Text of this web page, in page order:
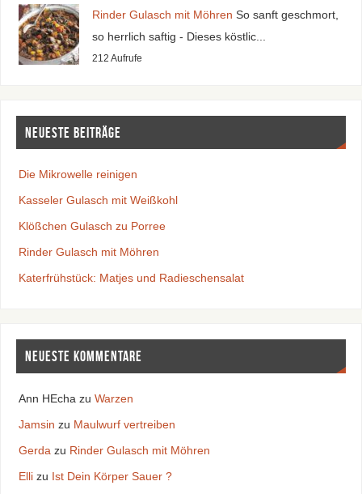
Rinder Gulasch mit Möhren So sanft geschmort,
so herrlich saftig - Dieses köstlic...
212 Aufrufe
Neueste Beiträge
Die Mikrowelle reinigen
Kasseler Gulasch mit Weißkohl
Klößchen Gulasch zu Porree
Rinder Gulasch mit Möhren
Katerfrühstück: Matjes und Radieschensalat
Neueste Kommentare
Ann HEcha zu Warzen
Jamsin zu Maulwurf vertreiben
Gerda zu Rinder Gulasch mit Möhren
Ellizu Ist Dein Körper Sauer ?